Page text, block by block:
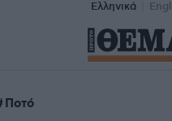
Ελληνικά
Ποτό